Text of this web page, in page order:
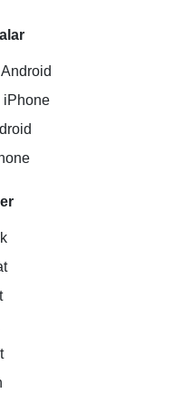
iPhone